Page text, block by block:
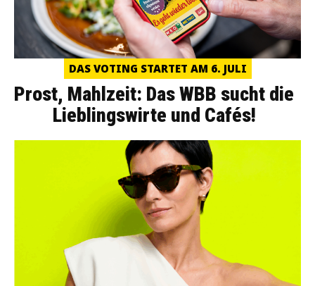
DAS VOTING STARTET AM 6. JULI
Prost, Mahlzeit: Das WBB sucht die
Lieblingswirte und Cafés!